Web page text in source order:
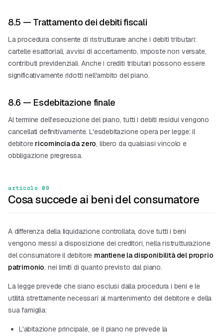
8.5 — Trattamento dei debiti fiscali
La procedura consente di ristrutturare anche i debiti tributari:
cartelle esattoriali, avvisi di accertamento, imposte non versate,
contributi previdenziali. Anche i crediti tributari possono essere
significativamente ridotti nell'ambito del piano.
8.6 — Esdebitazione finale
Al termine dell'esecuzione del piano, tutti i debiti residui vengono
cancellati definitivamente. L'esdebitazione opera per legge: il
debitore ricomincia da zero, libero da qualsiasi vincolo e
obbligazione pregressa.
articolo 09
Cosa succede ai beni del consumatore
A differenza della liquidazione controllata, dove tutti i beni
vengono messi a disposizione dei creditori, nella ristrutturazione
del consumatore il debitore mantiene la disponibilità del proprio
patrimonio, nei limiti di quanto previsto dal piano.
La legge prevede che siano esclusi dalla procedura i beni e le
utilità strettamente necessari al mantenimento del debitore e della
sua famiglia:
L'abitazione principale, se il piano ne prevede la